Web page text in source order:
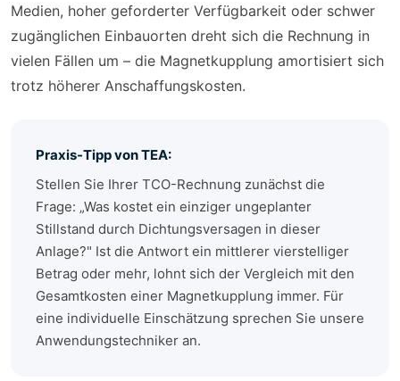
Medien, hoher geforderter Verfügbarkeit oder schwer
zugänglichen Einbauorten dreht sich die Rechnung in
vielen Fällen um – die Magnetkupplung amortisiert sich
trotz höherer Anschaffungskosten.
Praxis-Tipp von TEA:
Stellen Sie Ihrer TCO-Rechnung zunächst die
Frage: „Was kostet ein einziger ungeplanter
Stillstand durch Dichtungsversagen in dieser
Anlage?" Ist die Antwort ein mittlerer vierstelliger
Betrag oder mehr, lohnt sich der Vergleich mit den
Gesamtkosten einer Magnetkupplung immer. Für
eine individuelle Einschätzung sprechen Sie unsere
Anwendungstechniker an.